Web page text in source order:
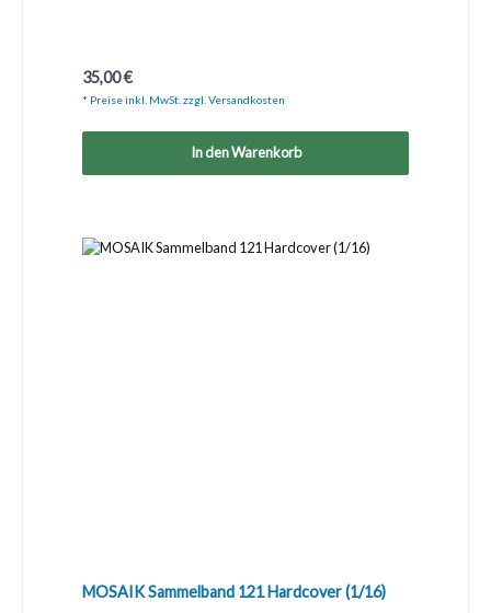
Regulärer Preis:
35,00 €
* Preise inkl. MwSt. zzgl. Versandkosten
In den Warenkorb
MOSAIK Sammelband 121 Hardcover (1/16)